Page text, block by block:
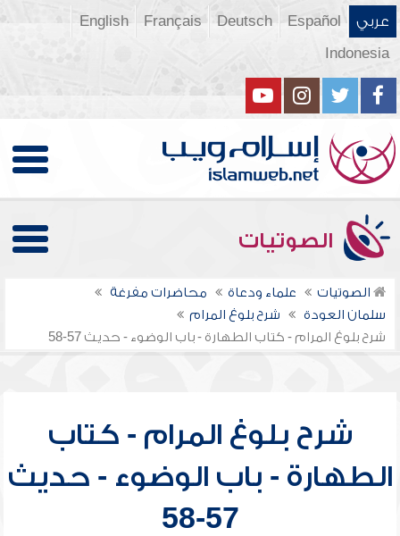
عربي Español
Deutsch
Français
English
Indonesia
الصوتيات
الصوتيات علماء ودعاة
محاضرات مفرغة
سلمان العودة
شرح بلوغ المرام
شرح بلوغ المرام - كتاب الطهارة - باب الوضوء - حديث 57-58
شرح بلوغ المرام - كتاب
الطهارة - باب الوضوء - حديث
57-58